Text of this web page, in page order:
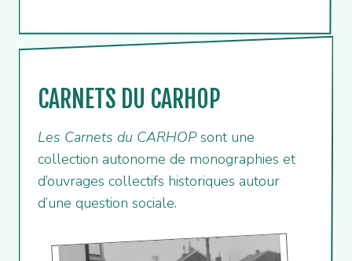
CARNETS DU CARHOP
Les Carnets du CARHOPsont une
collection autonome de monographies et
d’ouvrages collectifs historiques autour
d’une question sociale.